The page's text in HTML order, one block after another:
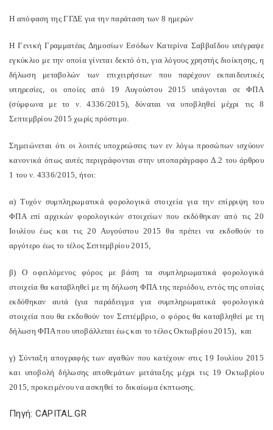
Η απόφαση της ΓΓΔΕ για την παράταση των 8 ημερών
Η Γενική Γραμματέας Δημοσίων Εσόδων Κατερίνα Σαββαΐδου υπέγραψε
εγκύκλιο με την οποία γίνεται δεκτό ότι, για λόγους χρηστής διοίκησης, η
δήλωση μεταβολών των επιχειρήσεων που παρέχουν εκπαιδευτικές
υπηρεσίες, οι οποίες από 19 Αυγούστου 2015 υπάγονται σε ΦΠΑ
(σύμφωνα με το ν. 4336/2015), δύναται να υποβληθεί μέχρι τις 8
Σεπτεμβρίου 2015 χωρίς πρόστιμο.
Σημειώνεται ότι οι λοιπές υποχρεώσεις των εν λόγω προσώπων ισχύουν
κανονικά όπως αυτές περιγράφονται στην υποπαράγραφο Δ.2 του άρθρου
1 του ν. 4336/2015, ήτοι:
α) Τυχόν συμπληρωματικά φορολογικά στοιχεία για την επίρριψη του
ΦΠΑ επί αρχικών φορολογικών στοιχείων που εκδόθηκαν από τις 20
Ιουλίου έως και τις 20 Αυγούστου 2015 θα πρέπει να εκδοθούν το
αργότερο έως το τέλος Σεπτεμβρίου 2015,
β) Ο οφειλόμενος φόρος με βάση τα συμπληρωματικά φορολογικά
στοιχεία θα καταβληθεί με τη δήλωση ΦΠΑ της περιόδου, εντός της οποίας
εκδόθηκαν αυτά (για παράδειγμα για συμπληρωματικά φορολογικά
στοιχεία που θα εκδοθούν τον Σεπτέμβριο, ο φόρος θα καταβληθεί με τη
δήλωση ΦΠΑ που υποβάλλεται έως και το τέλος Οκτωβρίου 2015), και
γ) Σύνταξη απογραφής των αγαθών που κατέχουν στις 19 Ιουλίου 2015
και υποβολή δήλωσης αποθεμάτων μετάταξης μέχρι τις 19 Οκτωβρίου
2015, προκειμένου να ασκηθεί το δικαίωμα έκπτωσης.
Πηγή: CAPITAL.GR